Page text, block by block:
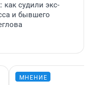
как судили экс-
и бывшего
МНЕНИЕ